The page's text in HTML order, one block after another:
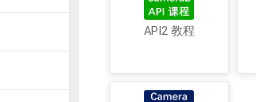
API2 教程